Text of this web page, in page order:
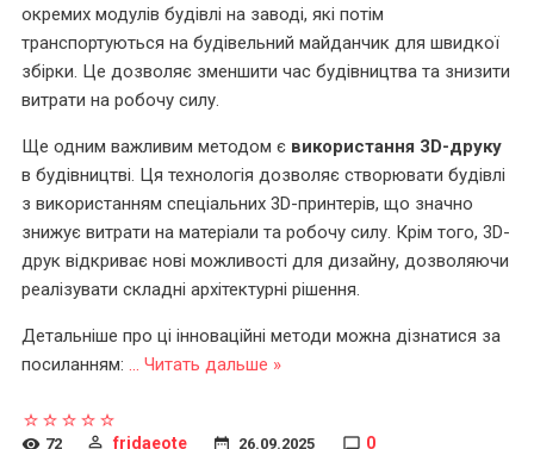
окремих модулів будівлі на заводі, які потім
транспортуються на будівельний майданчик для швидкої
збірки. Це дозволяє зменшити час будівництва та знизити
витрати на робочу силу.
Ще одним важливим методом є використання 3D-друку
в будівництві. Ця технологія дозволяє створювати будівлі
з використанням спеціальних 3D-принтерів, що значно
знижує витрати на матеріали та робочу силу. Крім того, 3D-
друк відкриває нові можливості для дизайну, дозволяючи
реалізувати складні архітектурні рішення.
Детальніше про ці інноваційні методи можна дізнатися за
посиланням: ... Читать дальше »
72 fridaeote 26.09.2025 0